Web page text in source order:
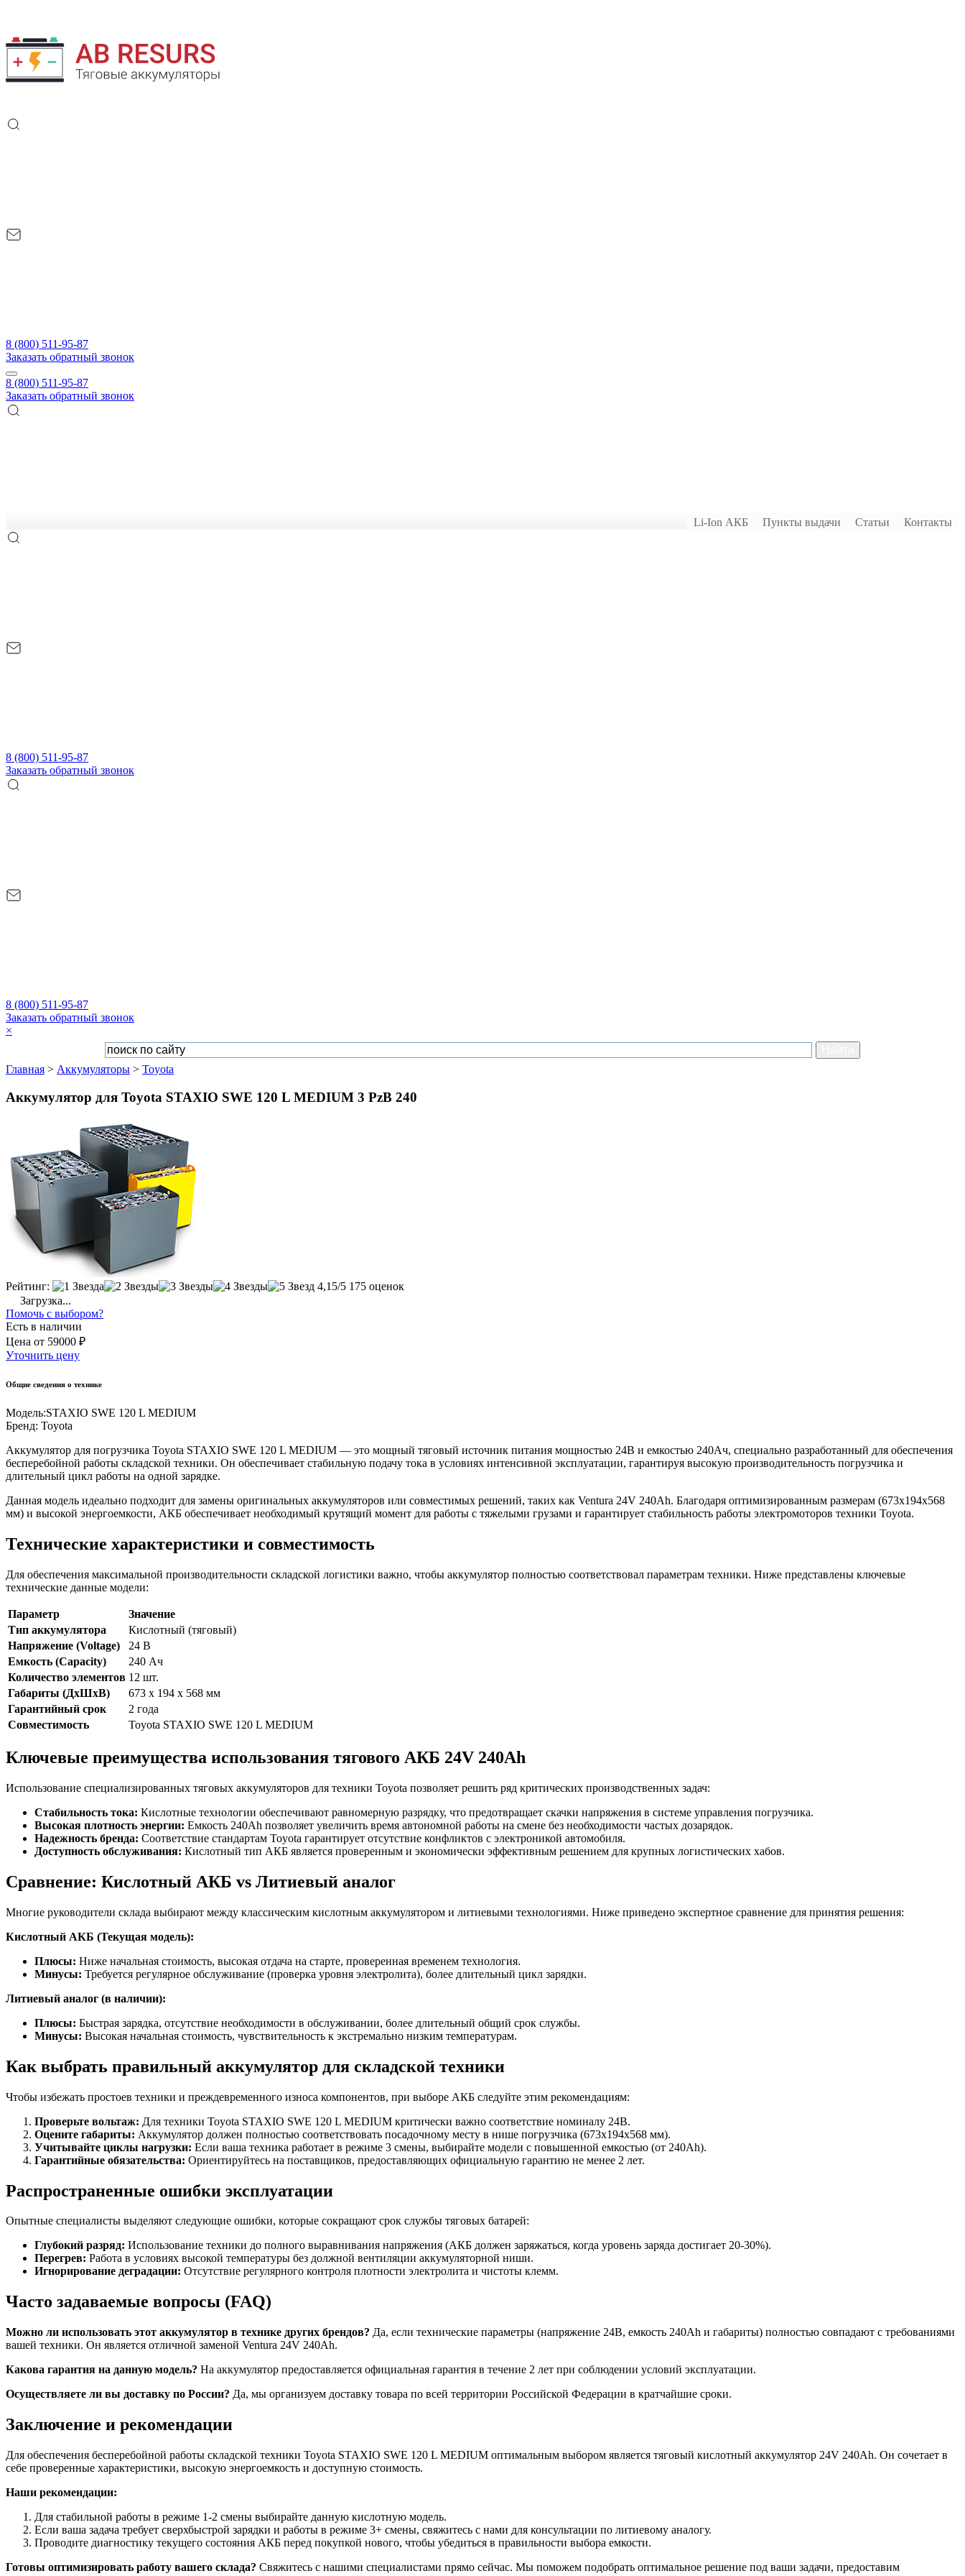
8 (800) 511-95-87
Заказать обратный звонок
8 (800) 511-95-87
Заказать обратный звонок
Li-Ion АКБ Пункты выдачи Статьи Контакты
8 (800) 511-95-87
Заказать обратный звонок
8 (800) 511-95-87
Заказать обратный звонок
×
Главная > Аккумуляторы > Toyota
Аккумулятор для Toyota STAXIO SWE 120 L MEDIUM 3 PzB 240
Рейтинг: 4,15/5 175 оценок
Загрузка...
Помочь с выбором?
Есть в наличии
Цена от 59000 ₽
Уточнить цену
Общие сведения о технике
Модель:STAXIO SWE 120 L MEDIUM
Бренд: Toyota
Аккумулятор для погрузчика Toyota STAXIO SWE 120 L MEDIUM — это мощный тяговый источник питания мощностью 24В и емкостью 240Ач, специально разработанный для обеспечения
бесперебойной работы складской техники. Он обеспечивает стабильную подачу тока в условиях интенсивной эксплуатации, гарантируя высокую производительность погрузчика и
длительный цикл работы на одной зарядке.
Данная модель идеально подходит для замены оригинальных аккумуляторов или совместимых решений, таких как Ventura 24V 240Ah. Благодаря оптимизированным размерам (673x194x568
мм) и высокой энергоемкости, АКБ обеспечивает необходимый крутящий момент для работы с тяжелыми грузами и гарантирует стабильность работы электромоторов техники Toyota.
Технические характеристики и совместимость
Для обеспечения максимальной производительности складской логистики важно, чтобы аккумулятор полностью соответствовал параметрам техники. Ниже представлены ключевые
технические данные модели:
Параметр
Значение
Тип аккумулятора
Кислотный (тяговый)
Напряжение (Voltage)
24 В
Емкость (Capacity)
240 Ач
Количество элементов 12 шт.
Габариты (ДхШхВ)
673 х 194 х 568 мм
Гарантийный срок
2 года
Совместимость
Toyota STAXIO SWE 120 L MEDIUM
Ключевые преимущества использования тягового АКБ 24V 240Ah
Использование специализированных тяговых аккумуляторов для техники Toyota позволяет решить ряд критических производственных задач:
Стабильность тока: Кислотные технологии обеспечивают равномерную разрядку, что предотвращает скачки напряжения в системе управления погрузчика.
Высокая плотность энергии: Емкость 240Ah позволяет увеличить время автономной работы на смене без необходимости частых дозарядок.
Надежность бренда: Соответствие стандартам Toyota гарантирует отсутствие конфликтов с электроникой автомобиля.
Доступность обслуживания: Кислотный тип АКБ является проверенным и экономически эффективным решением для крупных логистических хабов.
Сравнение: Кислотный АКБ vs Литиевый аналог
Многие руководители склада выбирают между классическим кислотным аккумулятором и литиевыми технологиями. Ниже приведено экспертное сравнение для принятия решения:
Кислотный АКБ (Текущая модель):
Плюсы: Ниже начальная стоимость, высокая отдача на старте, проверенная временем технология.
Минусы: Требуется регулярное обслуживание (проверка уровня электролита), более длительный цикл зарядки.
Литиевый аналог (в наличии):
Плюсы: Быстрая зарядка, отсутствие необходимости в обслуживании, более длительный общий срок службы.
Минусы: Высокая начальная стоимость, чувствительность к экстремально низким температурам.
Как выбрать правильный аккумулятор для складской техники
Чтобы избежать простоев техники и преждевременного износа компонентов, при выборе АКБ следуйте этим рекомендациям:
Проверьте вольтаж: Для техники Toyota STAXIO SWE 120 L MEDIUM критически важно соответствие номиналу 24В.
Оцените габариты: Аккумулятор должен полностью соответствовать посадочному месту в нише погрузчика (673х194х568 мм).
Учитывайте циклы нагрузки: Если ваша техника работает в режиме 3 смены, выбирайте модели с повышенной емкостью (от 240Ah).
Гарантийные обязательства: Ориентируйтесь на поставщиков, предоставляющих официальную гарантию не менее 2 лет.
Распространенные ошибки эксплуатации
Опытные специалисты выделяют следующие ошибки, которые сокращают срок службы тяговых батарей:
Глубокий разряд: Использование техники до полного выравнивания напряжения (АКБ должен заряжаться, когда уровень заряда достигает 20-30%).
Перегрев: Работа в условиях высокой температуры без должной вентиляции аккумуляторной ниши.
Игнорирование деградации: Отсутствие регулярного контроля плотности электролита и чистоты клемм.
Часто задаваемые вопросы (FAQ)
Можно ли использовать этот аккумулятор в технике других брендов? Да, если технические параметры (напряжение 24В, емкость 240Ah и габариты) полностью совпадают с требованиями
вашей техники. Он является отличной заменой Ventura 24V 240Ah.
Какова гарантия на данную модель? На аккумулятор предоставляется официальная гарантия в течение 2 лет при соблюдении условий эксплуатации.
Осуществляете ли вы доставку по России? Да, мы организуем доставку товара по всей территории Российской Федерации в кратчайшие сроки.
Заключение и рекомендации
Для обеспечения бесперебойной работы складской техники Toyota STAXIO SWE 120 L MEDIUM оптимальным выбором является тяговый кислотный аккумулятор 24V 240Ah. Он сочетает в
себе проверенные характеристики, высокую энергоемкость и доступную стоимость.
Наши рекомендации:
Для стабильной работы в режиме 1-2 смены выбирайте данную кислотную модель.
Если ваша задача требует сверхбыстрой зарядки и работы в режиме 3+ смены, свяжитесь с нами для консультации по литиевому аналогу.
Проводите диагностику текущего состояния АКБ перед покупкой нового, чтобы убедиться в правильности выбора емкости.
Готовы оптимизировать работу вашего склада? Свяжитесь с нашими специалистами прямо сейчас. Мы поможем подобрать оптимальное решение под ваши задачи, предоставим